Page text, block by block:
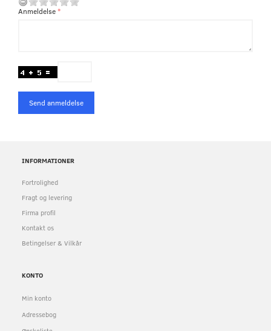
Anmeldelse
Send anmeldelse
INFORMATIONER
Fortrolighed
Fragt og levering
Firma profil
Kontakt os
Betingelser & Vilkår
KONTO
Min konto
Adressebog